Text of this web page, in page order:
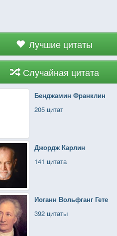
Лучшие цитаты
Случайная цитата
Бенджамин Франклин
205 цитат
Джордж Карлин
141 цитата
Иоганн Вольфганг Гете
392 цитаты